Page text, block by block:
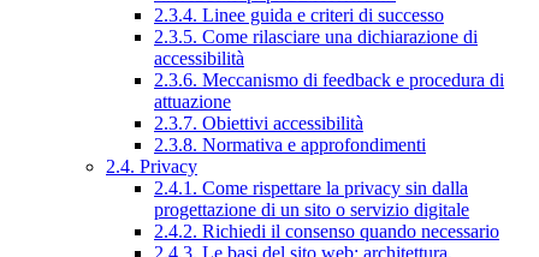
2.3.4. Linee guida e criteri di successo
2.3.5. Come rilasciare una dichiarazione di
accessibilità
2.3.6. Meccanismo di feedback e procedura di
attuazione
2.3.7. Obiettivi accessibilità
2.3.8. Normativa e approfondimenti
2.4. Privacy
2.4.1. Come rispettare la privacy sin dalla
progettazione di un sito o servizio digitale
2.4.2. Richiedi il consenso quando necessario
2.4.3. Le basi del sito web: architettura,